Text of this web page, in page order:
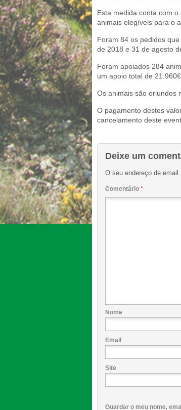
Esta medida conta com
animais elegíveis para o
Foram 84 os pedidos
de 2018 e 31 de agosto
Foram apoiados 284
um apoio total de 21.960€.
Os animais são oriundos
O pagamento destes
cancelamento deste
Deixe um
O seu endereço de email
Comentário *
Nome
Email
Site
Guardar o meu nome,